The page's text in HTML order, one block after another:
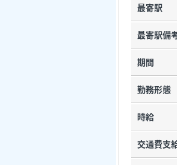
最寄駅
最寄駅備
期間
勤務形態
時給
交通費支